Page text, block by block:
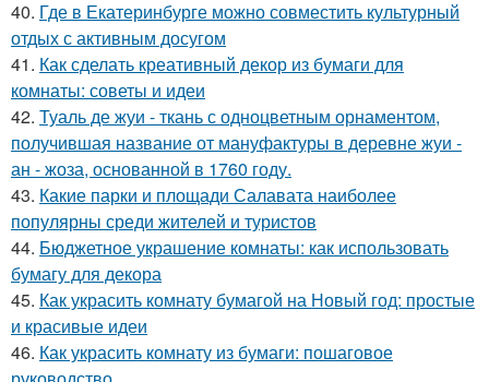
40. Где в Екатеринбурге можно совместить культурный
отдых с активным досугом
41. Как сделать креативный декор из бумаги для
комнаты: советы и идеи
42. Туаль де жуи - ткань с одноцветным орнаментом,
получившая название от мануфактуры в деревне жуи -
ан - жоза, основанной в 1760 году.
43. Какие парки и площади Салавата наиболее
популярны среди жителей и туристов
44. Бюджетное украшение комнаты: как использовать
бумагу для декора
45. Как украсить комнату бумагой на Новый год: простые
и красивые идеи
46. Как украсить комнату из бумаги: пошаговое